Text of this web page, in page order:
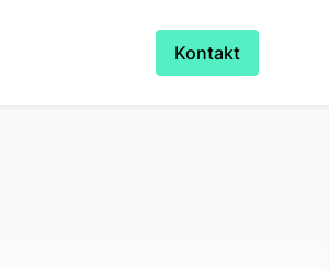
Kontakt